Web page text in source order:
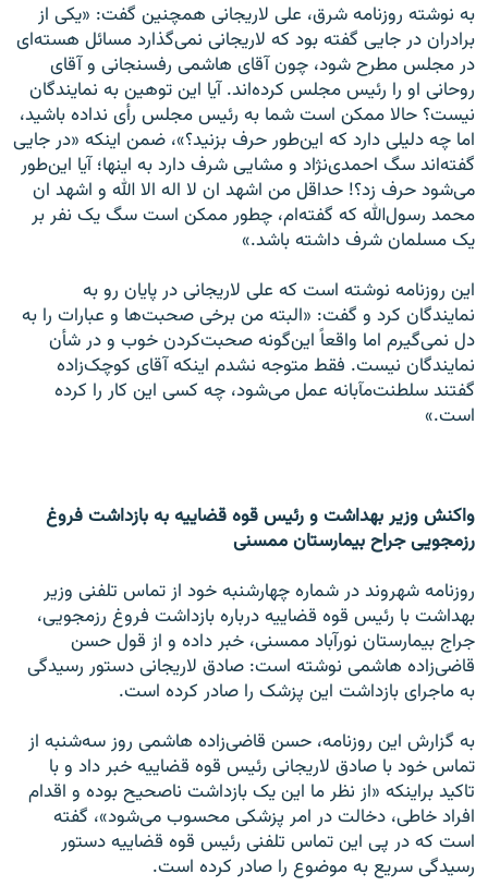
به نوشته روزنامه شرق، علی لاریجانی همچنین گفت: «یکی از
برادران در جایی گفته بود که لاریجانی نمی‌گذارد مسائل هسته‌ای
در مجلس مطرح شود، چون آقای هاشمی‌ رفسنجانی و آقای
روحانی او را رئیس مجلس کرده‌اند. آیا این توهین به نمایندگان
نیست؟ حالا ممکن است شما به رئیس مجلس رأی نداده باشید،
اما چه دلیلی دارد که این‌طور حرف بزنید؟»، ضمن اینکه «در جایی
گفته‌اند سگ احمدی‌نژاد و مشایی شرف دارد به اینها؛ آیا این‌طور
می‌شود حرف زد؟! حداقل من اشهد ان لا اله الا الله و اشهد ان
محمد رسول‌الله که گفته‌ام، چطور ممکن است سگ یک نفر بر
یک مسلمان شرف داشته باشد.»
این روزنامه نوشته است که علی لاریجانی در پایان رو به
نمایندگان کرد و گفت: «البته من برخی صحبت‌ها و عبارات را به
دل نمی‌گیرم اما واقعاً این‌گونه صحبت‌کردن خوب و در شأن
نمایندگان نیست. فقط متوجه نشدم اینکه آقای کوچک‌زاده
گفتند سلطنت‌مآبانه عمل می‌شود، چه کسی این کار را کرده
است.»
واکنش وزیر بهداشت و رئیس قوه قضاییه به بازداشت فروغ
رزمجویی جراح بیمارستان ممسنی
روزنامه شهروند در شماره چهارشنبه خود از تماس تلفنی وزیر
بهداشت با رئیس قوه قضاییه درباره بازداشت فروغ رزمجویی،
جراج بیمارستان نورآباد ممسنی، خبر داده و از قول حسن
قاضی‌زاده هاشمی نوشته است: صادق لاریجانی دستور رسیدگی
به ماجرای بازداشت این پزشک را صادر کرده است.
به گزارش این روزنامه، حسن قاضی‌زاده هاشمی روز سه‌شنبه از
تماس خود با صادق لاریجانی رئیس قوه قضاییه خبر داد و با
تاکید براینکه «از نظر ما این یک بازداشت ناصحیح بوده و اقدام
افراد خاطی، دخالت در امر پزشکی محسوب می‌شود»، گفته
است که در پی این تماس تلفنی رئیس قوه قضاییه دستور
رسیدگی سریع به موضوع را صادر کرده است.